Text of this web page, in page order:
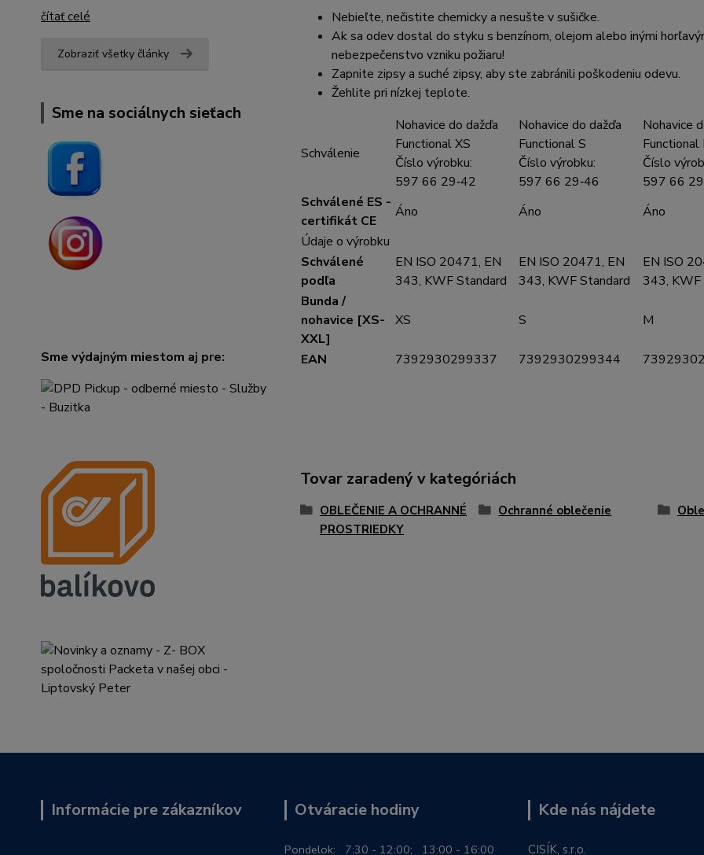
čítať celé
Zobraziť všetky články
Sme na sociálnych sieťach
Sme výdajným miestom aj pre:
Nebieľte, nečistite chemicky a nesušte v sušičke.
Ak sa odev dostal do styku s benzínom, olejom alebo inými
nebezpečenstvo vzniku požiaru!
Zapnite zipsy a suché zipsy, aby ste zabránili poškodeniu odevu.
Žehlite pri nízkej teplote.
Schválenie
Nohavice do dažďa
Functional XS
Číslo výrobku:
597 66 29‑42
Nohavice do dažďa
Functional S
Číslo výrobku:
597 66 29‑46
Nohavice
Functional
Číslo
597 66
Schválené ES -
certifikát CE
Áno Áno
Áno
Údaje o výrobku
Schválené
podľa
EN ISO 20471, EN
343, KWF Standard
EN ISO 20471, EN
343, KWF Standard
EN ISO
343, KWF
Bunda /
nohavice [XS-
XXL]
XS S M
EAN 7392930299337 7392930299344
Tovar zaradený v kategóriách
OBLEČENIE A OCHRANNÉ
PROSTRIEDKY
Ochranné oblečenie
Informácie pre zákazníkov Otváracie hodiny
Pondelok: 7:30 - 12:00; 13:00 - 16:00
Kde nás nájdete
CISÍK, s.r.o.